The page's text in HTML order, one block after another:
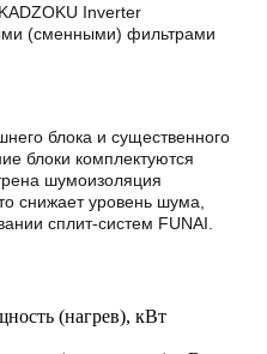
Inverter
(сменными) фильтрами
блока и существенного
блоки комплектуются
шумоизоляция
снижает уровень шума,
сплит-систем FUNAI.
(нагрев), кВт